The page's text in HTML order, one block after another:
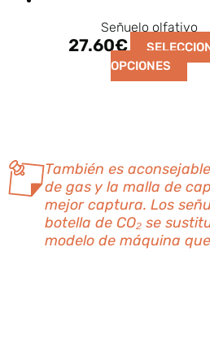
Señuelo olfativo
27.60€
OPCIONES
También es
de gas y la malla de
mejor captura. Los
botella de CO₂ se
modelo de máquina